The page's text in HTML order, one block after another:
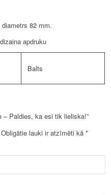
82 mm.
apdruku
Balts
– Paldies, ka esi tik lieliska!”
Obligātie lauki ir atzīmēti kā*